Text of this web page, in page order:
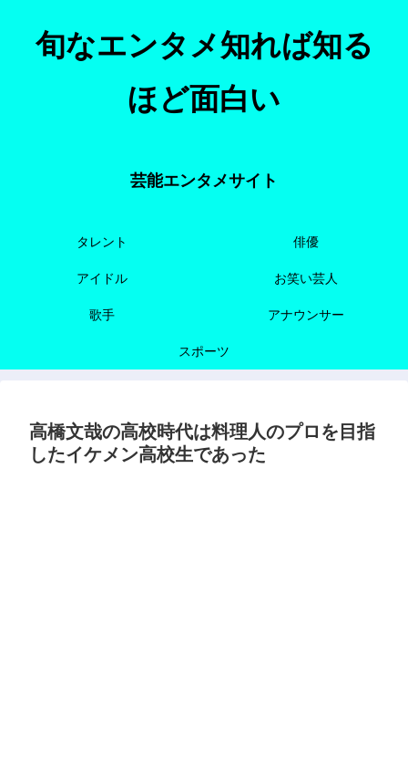
旬なエンタメ知れば知る
ほど面白い
芸能エンタメサイト
タレント 俳優
アイドル お笑い芸人
歌手 アナウンサー
スポーツ
高橋文哉の高校時代は料理人のプロを目指
したイケメン高校生であった